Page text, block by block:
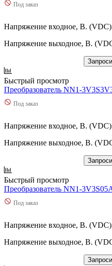
Под заказ
Напряжение входное, В.
Напряжение выходное, В.
Быстрый просмотр
Преобразователь NN1-
Под заказ
Напряжение входное, В.
Напряжение выходное, В.
Быстрый просмотр
Преобразователь NN1-
Под заказ
Напряжение входное, В.
Напряжение выходное, В.